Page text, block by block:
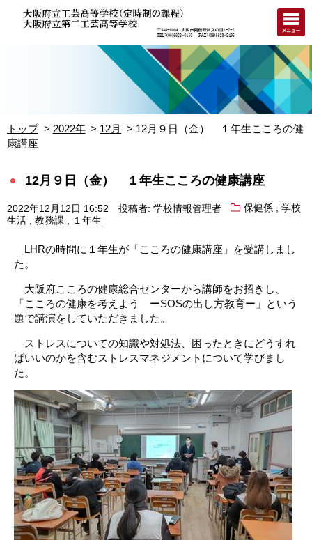
トップ 2022年 12月
12月９日（金） １年生こころの健
康講座
12月９日（金） １年生こころの健康講座
2022年12月12日 16:52 投稿者: 学校情報管理者 保健係 ,学校
生活 , 教務課 , １年生
LHRの時間に１年生が「こころの健康講座」を受講しまし
た。
大阪府こころの健康総合センターから講師をお招きし、
「こころの健康を考えよう ーSOSの出し方教育ー」という
題で講演をしていただきました。
ストレスについての知識や対処法、困ったときにどうすれ
ばいいのかを含むストレスマネジメントについて学びまし
た。